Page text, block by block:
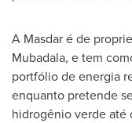
A Masdar é de
Mubadala, e tem
portfólio de energia
enquanto pretende
hidrogênio verde até